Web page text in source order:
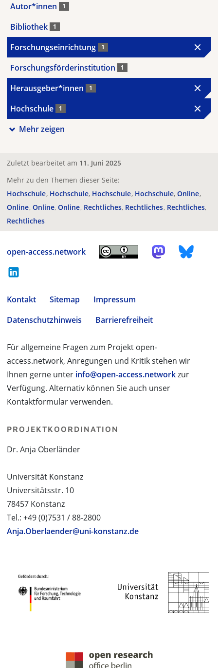
Autor*innen 1
Bibliothek 1
Forschungseinrichtung 1
Forschungsförderinstitution 1
Herausgeber*innen 1
Hochschule 1
Mehr zeigen
Zuletzt bearbeitet am 11. Juni 2025
Mehr zu den Themen dieser Seite:
Hochschule Hochschule Hochschule Hochschule Online
Online Online Online Rechtliches Rechtliches Rechtliches
Rechtliches
open-access.network
Kontakt Sitemap
Impressum
Datenschutzhinweis
Barrierefreiheit
Für allgemeine Fragen zum Projekt open-
access.network, Anregungen und Kritik stehen wir
Ihnen gerne unter info@open-access.networkzur
Verfügung. Alternativ können Sie auch unser
Kontaktformular verwenden.
PROJEKTKOORDINATION
Dr. Anja Oberländer
Universität Konstanz
Universitätsstr. 10
78457 Konstanz
Tel.: +49 (0)7531 / 88-2800
Anja.Oberlaender@uni-konstanz.de